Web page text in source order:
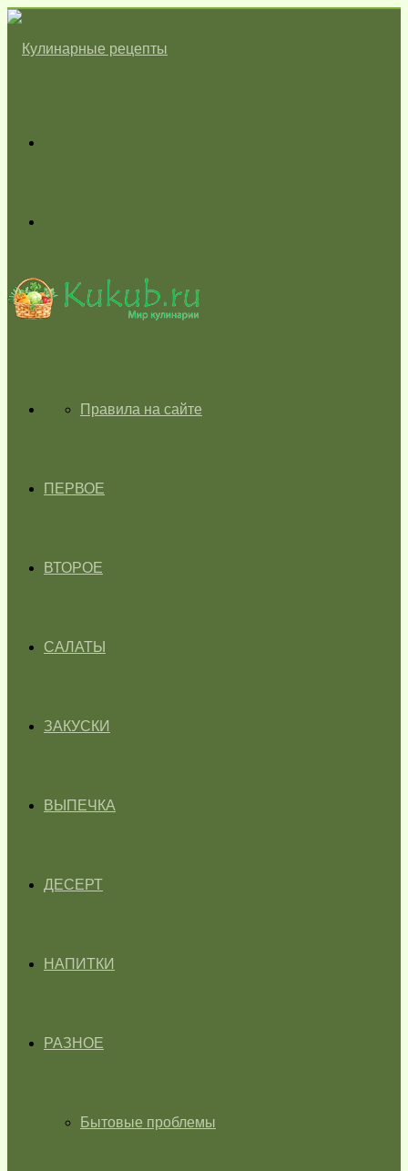
skin
ГЛАВНАЯПравила на сайте
ПЕРВОЕ
ВТОРОЕ
САЛАТЫ
ЗАКУСКИ
ВЫПЕЧКА
ДЕСЕРТ
НАПИТКИ
РАЗНОЕ
Бытовые проблемы